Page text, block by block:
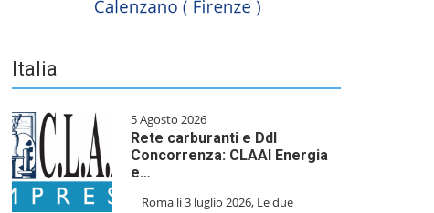
Italia
5 Agosto 2026
Rete carburanti e Ddl
Concorrenza: CLAAI Energia
e…
​Roma li 3 luglio 2026, Le due